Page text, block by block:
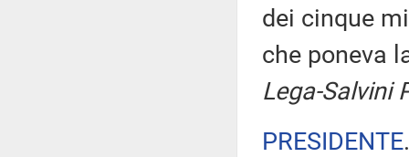
dei cinque
che poneva
Lega-Salvini
PRESIDENTE